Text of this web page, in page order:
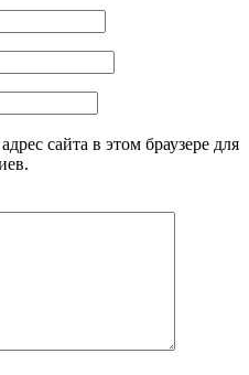
сайта в этом браузере для